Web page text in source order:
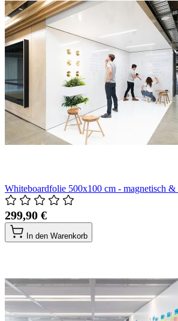
Whiteboardfolie 500x100 cm - magnetisch &
299,90 €
In den Warenkorb